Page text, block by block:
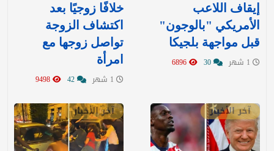
إيقاف اللاعب
الأمريكي "بالوجون"
قبل مواجهة بلجيكا
خلافًا زوجيًا بعد
اكتشاف الزوجة
تواصل زوجها مع
امرأة
آخر الأخبار آخر الأخبار